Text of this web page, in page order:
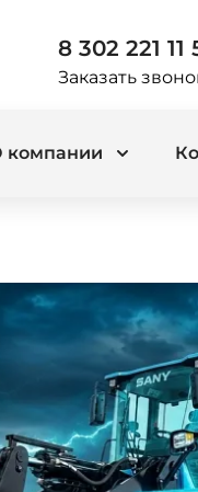
8 302 221 11
Заказать
компании